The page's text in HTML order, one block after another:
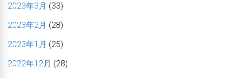
2023年3月 (33)
2023年2月 (28)
2023年1月 (25)
2022年12月 (28)